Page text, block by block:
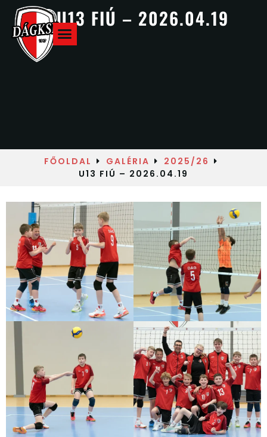
U13 FIÚ – 2026.04.19
FŐOLDAL GALÉRIA
2025/26
U13 FIÚ – 2026.04.19